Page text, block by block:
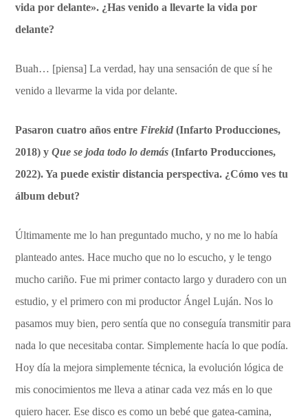
vida por delante». ¿Has venido a llevarte la vida por
delante?
Buah… [piensa] La verdad, hay una sensación de que sí he
venido a llevarme la vida por delante.
Pasaron cuatro años entre Firekid(Infarto Producciones,
2018) yQue se joda todo lo demás(Infarto Producciones,
2022). Ya puede existir distancia perspectiva. ¿Cómo ves tu
álbum debut?
Últimamente me lo han preguntado mucho, y no me lo había
planteado antes. Hace mucho que no lo escucho, y le tengo
mucho cariño. Fue mi primer contacto largo y duradero con un
estudio, y el primero con mi productor Ángel Luján. Nos lo
pasamos muy bien, pero sentía que no conseguía transmitir para
nada lo que necesitaba contar. Simplemente hacía lo que podía.
Hoy día la mejora simplemente técnica, la evolución lógica de
mis conocimientos me lleva a atinar cada vez más en lo que
quiero hacer. Ese disco es como un bebé que gatea-camina,